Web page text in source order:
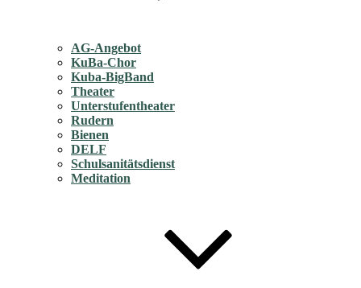
AG-Angebot
KuBa-Chor
Kuba-BigBand
Theater
Unterstufentheater
Rudern
Bienen
DELF
Schulsanitätsdienst
Meditation